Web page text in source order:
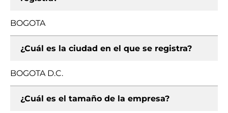
BOGOTA
¿Cuál es la ciudad en el que se registra?
BOGOTA D.C.
¿Cuál es el tamaño de la empresa?